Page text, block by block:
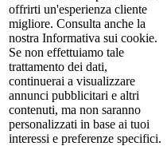
offrirti un'esperienza cliente
migliore. Consulta anche la
nostra Informativa sui cookie.
Se non effettuiamo tale
trattamento dei dati,
continuerai a visualizzare
annunci pubblicitari e altri
contenuti, ma non saranno
personalizzati in base ai tuoi
interessi e preferenze specifici.